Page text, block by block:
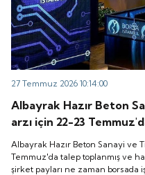
27 Temmuz 2026 10:14:00
Albayrak Hazır Beton
arzı için 22-23
arz sonuçları belli
zaman borsada işlem
Albayrak Hazır Beton Sanayi ve
Temmuz'da talep toplanmış ve
şirket payları ne zaman borsada